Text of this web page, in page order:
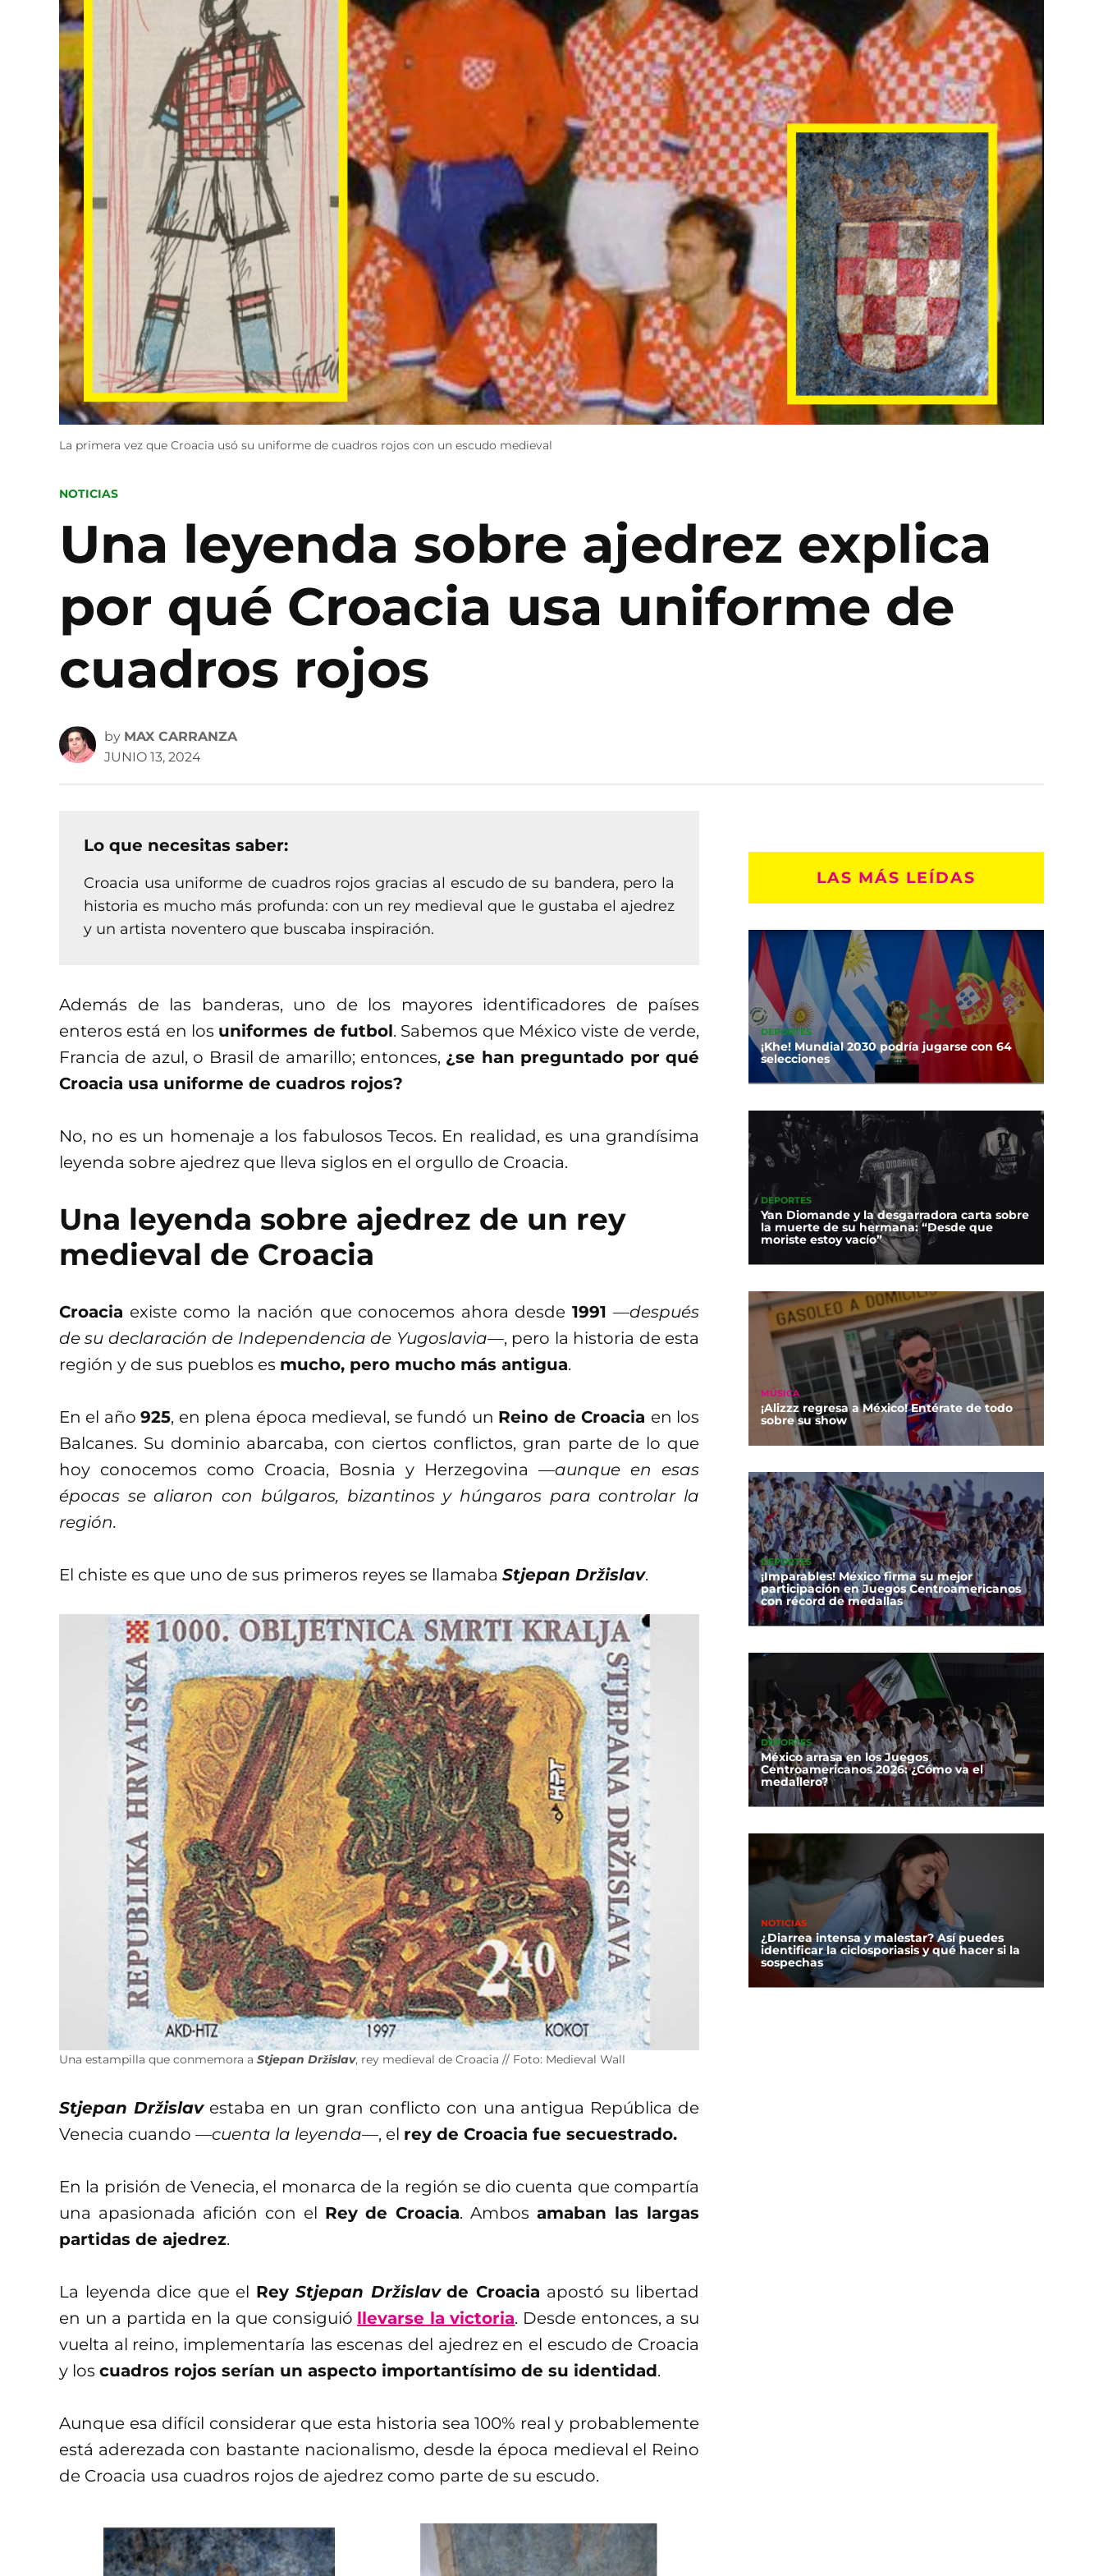
La primera vez que Croacia usó su uniforme de cuadros rojos con un escudo medieval
POSTED
NOTICIAS
Una leyenda sobre ajedrez explica
por qué Croacia usa uniforme de
cuadros rojos
by MAX CARRANZA
JUNIO 13, 2024
Lo que necesitas saber:
Croacia usa uniforme de cuadros rojos gracias al escudo de su bandera, pero la
historia es mucho más profunda: con un rey medieval que le gustaba el ajedrez
y un artista noventero que buscaba inspiración.
Además de las banderas, uno de los mayores identificadores de países
enteros está en los uniformes de futbol. Sabemos que México viste de verde,
Francia de azul, o Brasil de amarillo; entonces, ¿se han preguntado por qué
Croacia usa uniforme de cuadros rojos?
No, no es un homenaje a los fabulosos Tecos. En realidad, es una grandísima
leyenda sobre ajedrez que lleva siglos en el orgullo de Croacia.
Una leyenda sobre ajedrez de un rey
medieval de Croacia
Croacia existe como la nación que conocemos ahora desde 1991 —después
de su declaración de Independencia de Yugoslavia—, pero la historia de esta
región y de sus pueblos es mucho, pero mucho más antigua.
En el año925, en plena época medieval, se fundó un Reino de Croacia en los
Balcanes. Su dominio abarcaba, con ciertos conflictos, gran parte de lo que
hoy conocemos como Croacia, Bosnia y Herzegovina —aunque en esas
épocas se aliaron con búlgaros, bizantinos y húngaros para controlar la
región.
El chiste es que uno de sus primeros reyes se llamaba Stjepan Držislav.
Una estampilla que conmemora a Stjepan Držislav, rey medieval de Croacia // Foto: Medieval Wall
Stjepan Držislavestaba en un gran conflicto con una antigua República de
Venecia cuando —cuenta la leyenda—, el rey de Croacia fue secuestrado.
En la prisión de Venecia, el monarca de la región se dio cuenta que compartía
una apasionada afición con el Rey de Croacia. Ambosamaban las largas
partidas de ajedrez.
La leyenda dice que el Rey Stjepan Držislav de Croacia apostó su libertad
en un a partida en la que consiguió llevarse la victoria. Desde entonces, a su
vuelta al reino, implementaría las escenas del ajedrez en el escudo de Croacia
y los cuadros rojos serían un aspecto importantísimo de su identidad.
Aunque esa difícil considerar que esta historia sea 100% real y probablemente
está aderezada con bastante nacionalismo, desde la época medieval el Reino
de Croacia usa cuadros rojos de ajedrez como parte de su escudo.
LAS MÁS LEÍDAS
DEPORTES
¡Khe! Mundial 2030 podría jugarse con 64
selecciones
DEPORTES
Yan Diomande y la desgarradora carta sobre
la muerte de su hermana: “Desde que
moriste estoy vacío”
MÚSICA
¡Alizzz regresa a México! Entérate de todo
sobre su show
DEPORTES
¡Imparables! México firma su mejor
participación en Juegos Centroamericanos
con récord de medallas
DEPORTES
México arrasa en los Juegos
Centroamericanos 2026: ¿Cómo va el
medallero?
NOTICIAS
¿Diarrea intensa y malestar? Así puedes
identificar la ciclosporiasis y qué hacer si la
sospechas